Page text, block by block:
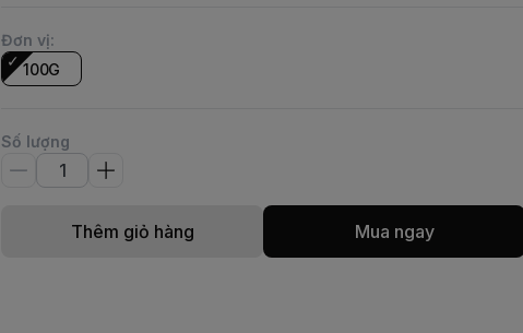
Đơn vị:
100G
Số lượng
Thêm giỏ hàng Mua ngay